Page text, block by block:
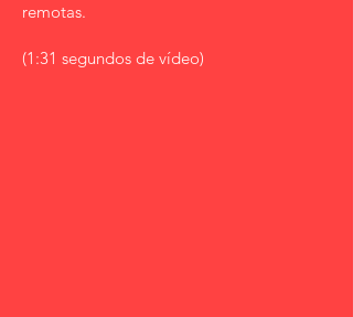
remotas.
(1:31 segundos de vídeo)